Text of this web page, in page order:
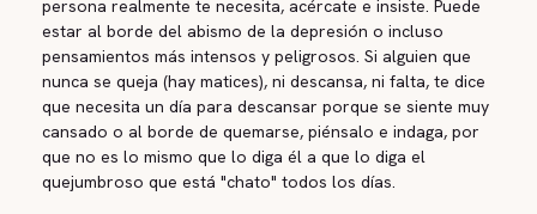
persona realmente te necesita, acércate e insiste. Puede
estar al borde del abismo de la depresión o incluso
pensamientos más intensos y peligrosos. Si alguien que
nunca se queja (hay matices), ni descansa, ni falta, te dice
que necesita un día para descansar porque se siente muy
cansado o al borde de quemarse, piénsalo e indaga, por
que no es lo mismo que lo diga él a que lo diga el
quejumbroso que está "chato" todos los días.